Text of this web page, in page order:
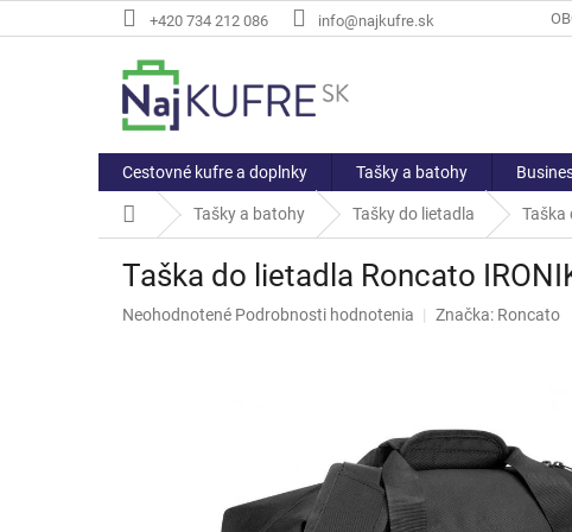
na
+420 734 212 086 info@najkufre.sk
Cestovné kufre a doplnky Tašky a batohy
DomovTašky a batohy Tašky do lietadla Taška
Taška do lietadla Roncato
Priemerné
Neohodnotené Podrobnosti hodnotenia Značka: Roncato